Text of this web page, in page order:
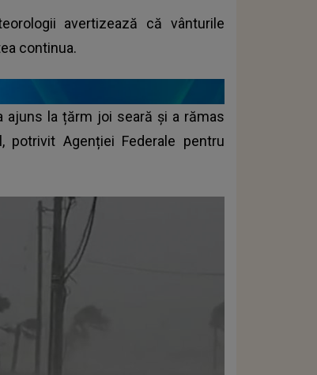
avertizează că vânturile
continua.
ajuns la țărm joi seară și a rămas
Agenției Federale pentru